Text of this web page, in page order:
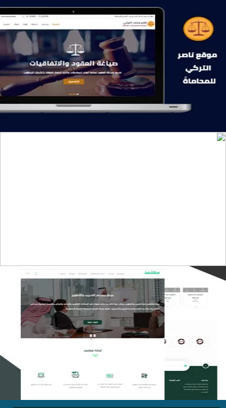
موقع ناصر التركي للمحاماة
التفاصيل
تصميم منصة معتمد للتدريب
التفاصيل